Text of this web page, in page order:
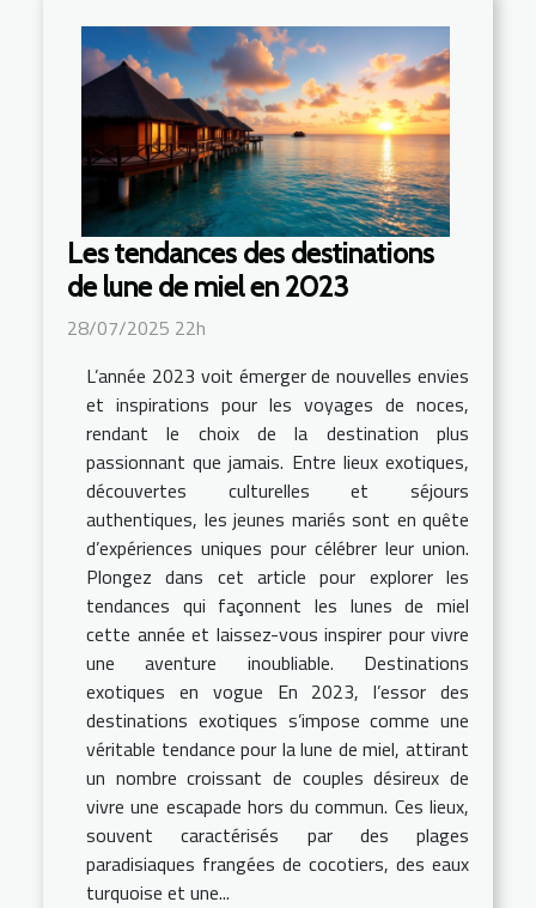
Les tendances des destinations
de lune de miel en 2023
28/07/2025 22h
L’année 2023 voit émerger de nouvelles envies
et inspirations pour les voyages de noces,
rendant le choix de la destination plus
passionnant que jamais. Entre lieux exotiques,
découvertes culturelles et séjours
authentiques, les jeunes mariés sont en quête
d’expériences uniques pour célébrer leur union.
Plongez dans cet article pour explorer les
tendances qui façonnent les lunes de miel
cette année et laissez-vous inspirer pour vivre
une aventure inoubliable. Destinations
exotiques en vogue En 2023, l’essor des
destinations exotiques s’impose comme une
véritable tendance pour la lune de miel, attirant
un nombre croissant de couples désireux de
vivre une escapade hors du commun. Ces lieux,
souvent caractérisés par des plages
paradisiaques frangées de cocotiers, des eaux
turquoise et une...